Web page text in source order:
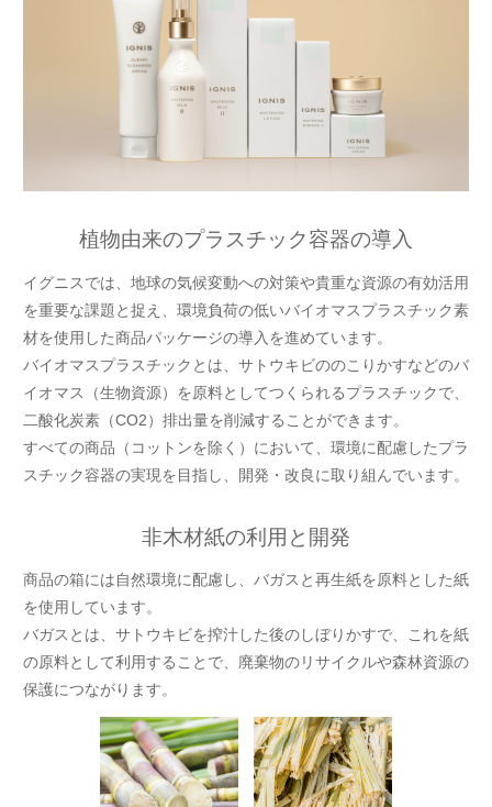
植物由来のプラスチック容器の導入
イグニスでは、地球の気候変動への対策や貴重な資源の有効活用
を重要な課題と捉え、環境負荷の低いバイオマスプラスチック素
材を使用した商品パッケージの導入を進めています。
バイオマスプラスチックとは、サトウキビののこりかすなどのバ
イオマス（生物資源）を原料としてつくられるプラスチックで、
二酸化炭素（CO2）排出量を削減することができます。
すべての商品（コットンを除く）において、環境に配慮したプラ
スチック容器の実現を目指し、開発・改良に取り組んでいます。
非木材紙の利用と開発
商品の箱には自然環境に配慮し、バガスと再生紙を原料とした紙
を使用しています。
バガスとは、サトウキビを搾汁した後のしぼりかすで、これを紙
の原料として利用することで、廃棄物のリサイクルや森林資源の
保護につながります。